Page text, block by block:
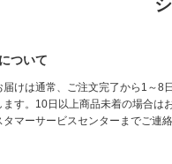
ついて
届けは通常、ご注文完了から1～8
ます。10日以上商品未着の場合は
タマーサービスセンターまでご連